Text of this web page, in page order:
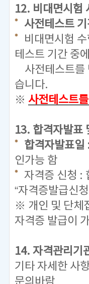
12. 비대면시험
사전테스트
비대면시험
테스트 기간 중
사전테스트를
습니다.
※ 사전테스트
13. 합격자발표
합격자발표
인가능 함
자격증 신청 :
“자격증발급신청
※ 개인 및 단체
자격증 발급이
14. 자격관리기
기타 자세한 사